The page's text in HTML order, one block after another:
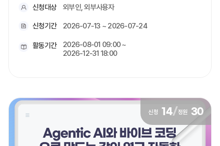
신청대상 외부인, 외부사용자
신청기간 2026-07-13 ~ 2026-07-24
활동기간
2026-08-01 09:00 ~
2026-12-31 18:00
신청 14/정원 30